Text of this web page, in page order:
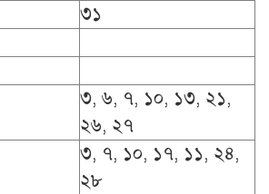
৩১
৩, ৬, ৭, ১০, ১৩, ২১,
২৬, ২৭
৩, ৭, ১০, ১৭, ১১, ২৪,
২৮